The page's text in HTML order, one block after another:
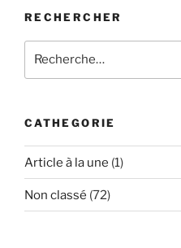
RECHERCHER
pour
CATHEGORIE
Article à la une (1)
Non classé (72)